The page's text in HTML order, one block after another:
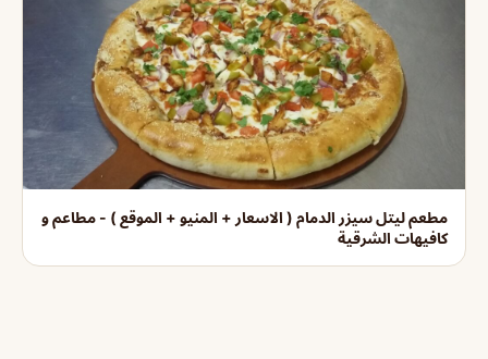
مطعم ليتل سيزر الدمام ( الاسعار + المنيو + الموقع ) - مطاعم و
كافيهات الشرقية